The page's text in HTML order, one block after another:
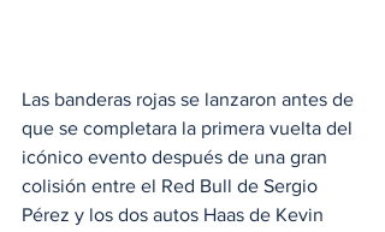
Las banderas rojas se lanzaron antes de
que se completara la primera vuelta del
icónico evento después de una gran
colisión entre el Red Bull de Sergio
Pérez y los dos autos Haas de Kevin